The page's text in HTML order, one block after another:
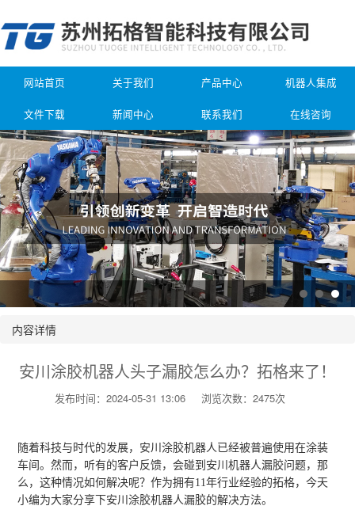
网站首页 关于我们 产品中心 机器人集成
文件下载 新闻中心 联系我们 在线咨询
内容详情
安川涂胶机器人头子漏胶怎么办？拓格来了！
发布时间：2024-05-31 13:06 浏览次数：2475次
随着科技与时代的发展，安川涂胶机器人已经被普遍使用在涂装
车间。然而，听有的客户反馈，会碰到安川机器人漏胶问题，那
么，这种情况如何解决呢？作为拥有11年行业经验的拓格，今天
小编为大家分享下安川涂胶机器人漏胶的解决方法。